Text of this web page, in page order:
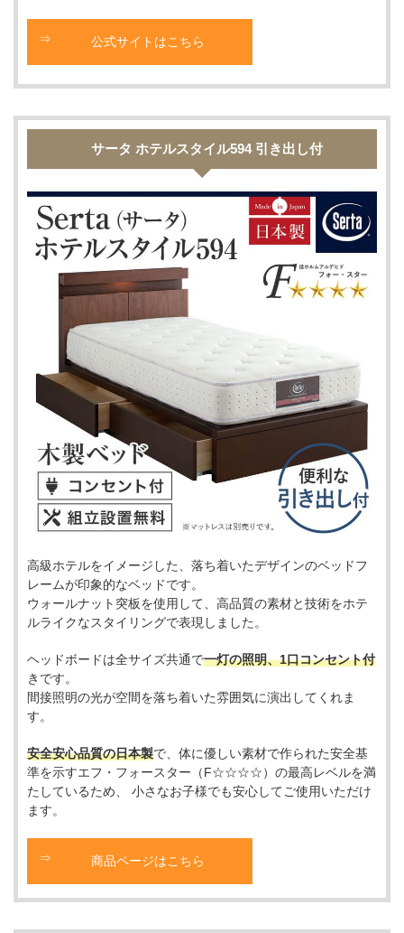
公式サイトはこちら
サータ ホテルスタイル594 引き出し付
高級ホテルをイメージした、落ち着いたデザインのベッドフ
レームが印象的なベッドです。
ウォールナット突板を使用して、高品質の素材と技術をホテ
ルライクなスタイリングで表現しました。
ヘッドボードは全サイズ共通で一灯の照明、1口コンセント付
きです。
間接照明の光が空間を落ち着いた雰囲気に演出してくれま
す。
安全安心品質の日本製で、体に優しい素材で作られた安全基
準を示すエフ・フォースター（F☆☆☆☆）の最高レベルを満
たしているため、 小さなお子様でも安心してご使用いただけ
ます。
商品ページはこちら